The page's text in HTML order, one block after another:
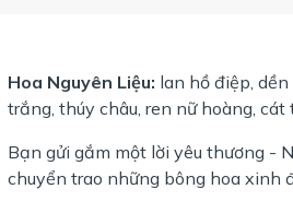
Hoa Nguyên Liệu: lan hồ điệp,
trắng, thúy châu, ren nữ hoàng, cát
Bạn gửi gắm một lời yêu thương -
chuyển trao những bông hoa xinh